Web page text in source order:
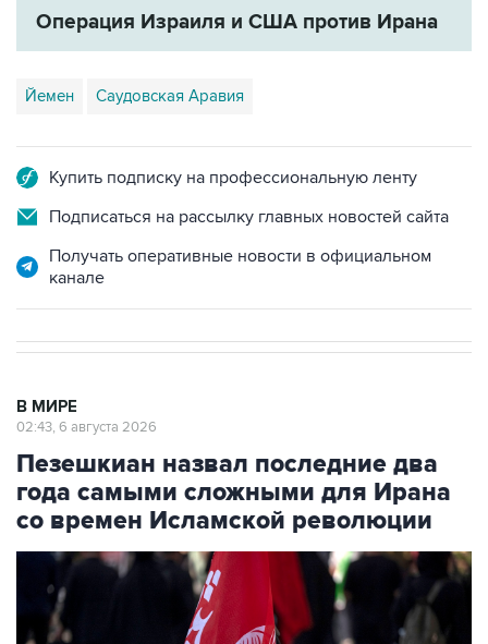
Операция Израиля и США против Ирана
Йемен Саудовская Аравия
Купить подписку на профессиональную ленту
Подписаться на рассылку главных новостей сайта
Получать оперативные новости в официальном
канале
В МИРЕ
02:43, 6 августа 2026
Пезешкиан назвал последние два
года самыми сложными для Ирана
со времен Исламской революции